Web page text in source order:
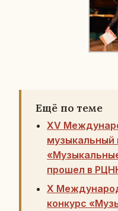
Ещё по теме
XV
музыкальный
прошел в
Х
конкурс